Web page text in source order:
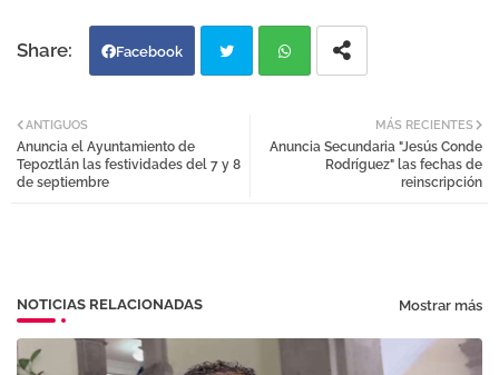
Facebook
atsa
MÁS RECIENTES
Anuncia Secundaria "Jesús Conde
Rodríguez" las fechas de
reinscripción
ANTIGUOS
Anuncia el Ayuntamiento de
Tepoztlán las festividades del 7 y 8
de septiembre
NOTICIAS RELACIONADAS Mostrar más